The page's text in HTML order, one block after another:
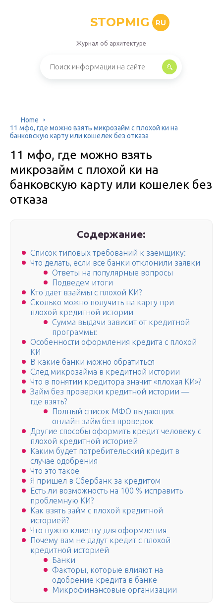
STOPMIG RU
Журнал об архитектуре
Home
11 мфо, где можно взять микрозайм с плохой ки на
банковскую карту или кошелек без отказа
11 мфо, где можно взять
микрозайм с плохой ки на
банковскую карту или кошелек без
отказа
Содержание:
Список типовых требований к заемщику:
Что делать, если все банки отклонили заявки
Ответы на популярные вопросы
Подведем итоги
Кто дает взаймы с плохой КИ?
Сколько можно получить на карту при
плохой кредитной истории
Сумма выдачи зависит от кредитной
программы:
Особенности оформления кредита с плохой
КИ
В какие банки можно обратиться
След микрозайма в кредитной истории
Что в понятии кредитора значит «плохая КИ»?
Займ без проверки кредитной истории —
где взять?
Полный список МФО выдающих
онлайн займ без проверок
Другие способы оформить кредит человеку с
плохой кредитной историей
Каким будет потребительский кредит в
случае одобрения
Что это такое
Я пришел в Сбербанк за кредитом
Есть ли возможность на 100 % исправить
проблемную КИ?
Как взять займ с плохой кредитной
историей?
Что нужно клиенту для оформления
Почему вам не дадут кредит с плохой
кредитной историей
Банки
Факторы, которые влияют на
одобрение кредита в банке
Микрофинансовые организации